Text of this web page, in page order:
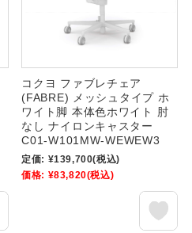
コクヨ ファブレチェア
(FABRE) メッシュタイプ ホ
ワイト脚 本体色ホワイト 肘
なし ナイロンキャスター
C01-W101MW-WEWEW3
定価: ¥139,700(税込)
価格: ¥83,820(税込)